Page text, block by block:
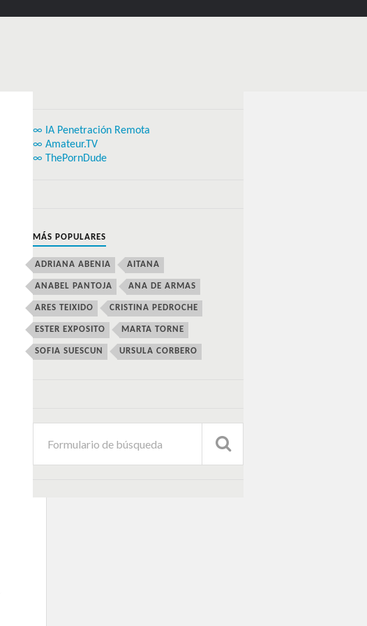
∞ IA Penetración Remota
∞ Amateur.TV
∞ ThePornDude
MÁS POPULARES
ADRIANA ABENIA AITANA
ANABEL PANTOJA ANA DE ARMAS
ARES TEIXIDO CRISTINA PEDROCHE
ESTER EXPOSITO MARTA TORNE
SOFIA SUESCUN URSULA CORBERO